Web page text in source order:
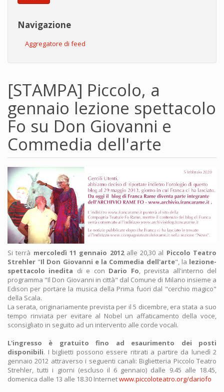
Navigazione
Aggregatore di feed
[STAMPA] Piccolo, a
gennaio lezione spettacolo
Fo su Don Giovanni e
Commedia dell'arte
Si terrà mercoledì 11 gennaio 2012alle 20,30 al Piccolo Teatro
Strehler "Il Don Giovanni e la Commedia dell'arte", la lezione-
spettacolo inedita di e con Dario Fo, prevista all'interno del
programma "Il Don Giovanni in città" dal Comune di Milano insieme a
Edison per portare la musica della Prima fuori dal "cerchio magico"
della Scala.
La serata, originariamente prevista per il 5 dicembre, era stata a suo
tempo rinviata per evitare al Nobel un affaticamento della voce,
sconsigliato in seguito ad un intervento alle corde vocali.
L'ingresso è gratuito fino ad esaurimento dei posti
disponibili. I biglietti possono essere ritirati a partire da lunedì 2
gennaio 2012 attraverso i seguenti canali: Biglietteria Piccolo Teatro
Strehler, tutti i giorni (escluso il 6 gennaio) dalle 9.45 alle 18.45,
domenica dalle 13 alle 18.30 Internetwww.piccoloteatro.org/dariofo